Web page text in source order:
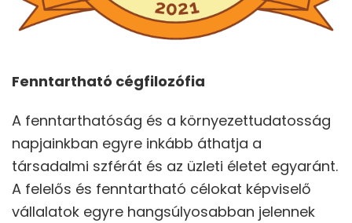
Fenntartható cégfilozófia
A fenntarthatóság és a környezettudatosság
napjainkban egyre inkább áthatja a
társadalmi szférát és az üzleti életet egyaránt.
A felelős és fenntartható célokat képviselő
vállalatok egyre hangsúlyosabban jelennek